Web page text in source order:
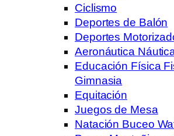
Ciclismo
Deportes de Balón
Deportes
Aeronáutica
Educación Física
Gimnasia
Equitación
Juegos de Mesa
Natación Buceo